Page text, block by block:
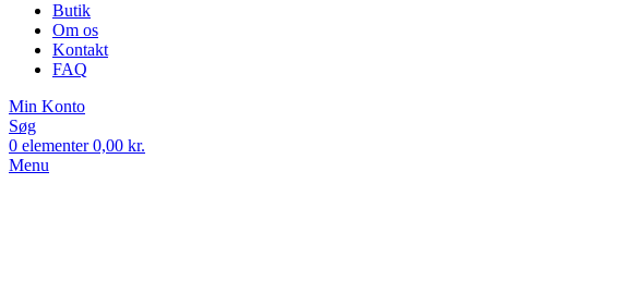
Butik
Om os
Kontakt
FAQ
Min Konto
Søg
0 elementer0,00 kr.
Menu